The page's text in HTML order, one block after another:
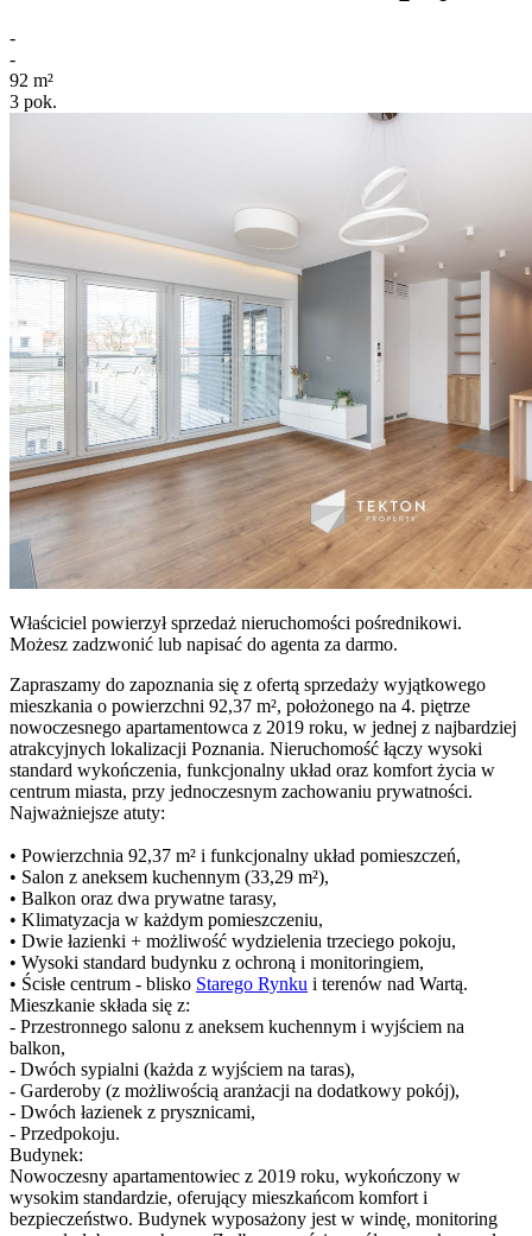
-
-
92 m²
3 pok.
Właściciel powierzył sprzedaż nieruchomości pośrednikowi.
Możesz zadzwonić lub napisać do agenta za darmo.
Zapraszamy do zapoznania się z ofertą sprzedaży wyjątkowego
mieszkania o powierzchni 92,37 m², położonego na 4. piętrze
nowoczesnego apartamentowca z 2019 roku, w jednej z najbardziej
atrakcyjnych lokalizacji Poznania. Nieruchomość łączy wysoki
standard wykończenia, funkcjonalny układ oraz komfort życia w
centrum miasta, przy jednoczesnym zachowaniu prywatności.
Najważniejsze atuty:
• Powierzchnia 92,37 m² i funkcjonalny układ pomieszczeń,
• Salon z aneksem kuchennym (33,29 m²),
• Balkon oraz dwa prywatne tarasy,
• Klimatyzacja w każdym pomieszczeniu,
• Dwie łazienki + możliwość wydzielenia trzeciego pokoju,
• Wysoki standard budynku z ochroną i monitoringiem,
• Ścisłe centrum - blisko Starego Rynku i terenów nad Wartą.
Mieszkanie składa się z:
- Przestronnego salonu z aneksem kuchennym i wyjściem na
balkon,
- Dwóch sypialni (każda z wyjściem na taras),
- Garderoby (z możliwością aranżacji na dodatkowy pokój),
- Dwóch łazienek z prysznicami,
- Przedpokoju.
Budynek:
Nowoczesny apartamentowiec z 2019 roku, wykończony w
wysokim standardzie, oferujący mieszkańcom komfort i
bezpieczeństwo. Budynek wyposażony jest w windę, monitoring